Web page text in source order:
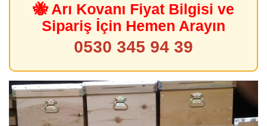
🐝 Arı Kovanı Fiyat Bilgisi ve
Sipariş İçin Hemen Arayın
0530 345 94 39